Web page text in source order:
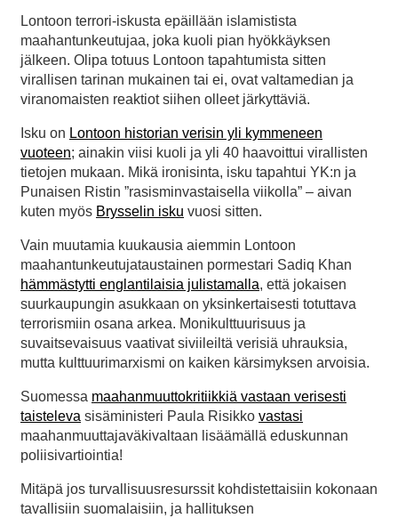
Lontoon terrori-iskusta epäillään islamistista
maahantunkeutujaa, joka kuoli pian hyökkäyksen
jälkeen. Olipa totuus Lontoon tapahtumista sitten
virallisen tarinan mukainen tai ei, ovat valtamedian ja
viranomaisten reaktiot siihen olleet järkyttäviä.
Isku on Lontoon historian verisin yli kymmeneen
vuoteen; ainakin viisi kuoli ja yli 40 haavoittui virallisten
tietojen mukaan. Mikä ironisinta, isku tapahtui YK:n ja
Punaisen Ristin ”rasisminvastaisella viikolla” – aivan
kuten myös Brysselin isku vuosi sitten.
Vain muutamia kuukausia aiemmin Lontoon
maahantunkeutujataustainen pormestari Sadiq Khan
hämmästytti englantilaisia julistamalla, että jokaisen
suurkaupungin asukkaan on yksinkertaisesti totuttava
terrorismiin osana arkea. Monikulttuurisuus ja
suvaitsevaisuus vaativat siviileiltä verisiä uhrauksia,
mutta kulttuurimarxismi on kaiken kärsimyksen arvoisia.
Suomessa maahanmuuttokritiikkiä vastaan verisesti
taisteleva sisäministeri Paula Risikko vastasi
maahanmuuttajaväkivaltaan lisäämällä eduskunnan
poliisivartiointia!
Mitäpä jos turvallisuusresurssit kohdistettaisiin kokonaan
tavallisiin suomalaisiin, ja hallituksen